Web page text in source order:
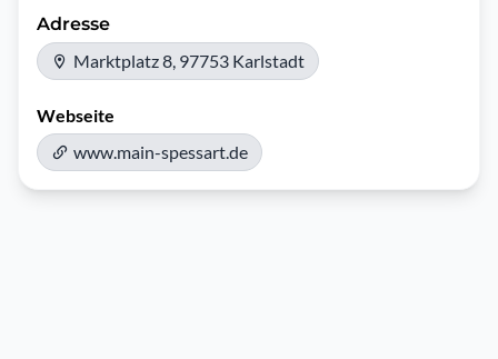
Adresse
Marktplatz 8, 97753 Karlstadt
Webseite
www.main-spessart.de